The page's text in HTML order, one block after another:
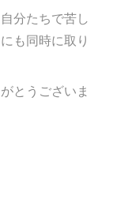
分たちで苦し
も同時に取り
とうございま